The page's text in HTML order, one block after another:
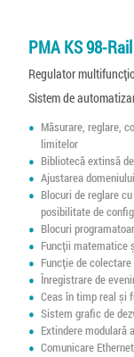
PMA KS 98-Rail
Regulator
Sistem de
Măsurare, reglare,
limitelor
Bibliotecă extinsă
Ajustarea
Blocuri de reglare
posibilitate de
Blocuri
Funcții matematice
Funcție de
Înregistrare de
Ceas în timp real și
Sistem grafic de
Extindere
Comunicare